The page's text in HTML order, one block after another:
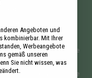
Panier des Sens
für Savon de Marseille
für das eau de toilette
Angeboten und
kombinierbar. Mit Ihrer
Werbeangebote
gemäß unseren
Sie nicht wissen, was